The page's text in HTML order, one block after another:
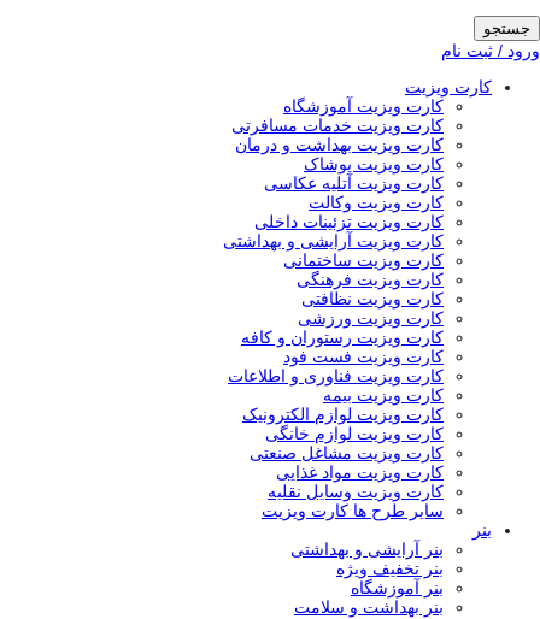
جستجو
ورود / ثبت نام
کارت ویزیت
کارت ویزیت آموزشگاه
کارت ویزیت خدمات مسافرتی
کارت ویزیت بهداشت و درمان
کارت ویزیت پوشاک
کارت ویزیت آتلیه عکاسی
کارت ویزیت وکالت
کارت ویزیت تزئینات داخلی
کارت ویزیت آرایشی و بهداشتی
کارت ویزیت ساختمانی
کارت ویزیت فرهنگی
کارت ویزیت نظافتی
کارت ویزیت ورزشی
کارت ویزیت رستوران و کافه
کارت ویزیت فست فود
کارت ویزیت فناوری و اطلاعات
کارت ویزیت بیمه
کارت ویزیت لوازم الکترونیک
کارت ویزیت لوازم خانگی
کارت ویزیت مشاغل صنعتی
کارت ویزیت مواد غذایی
کارت ویزیت وسایل نقلیه
سایر طرح ها کارت ویزیت
بنر
بنر آرایشی و بهداشتی
بنر تخفیف ویژه
بنر آموزشگاه
بنر بهداشت و سلامت